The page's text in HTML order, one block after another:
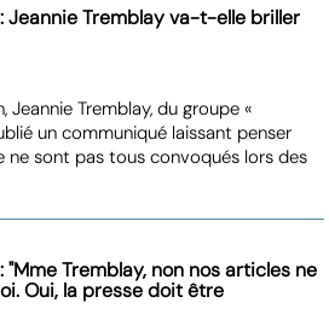
: Jeannie Tremblay va-t-elle briller
Tremblay, du groupe «
un communiqué laissant penser
ne sont pas tous convoqués lors des
: "Mme Tremblay, non nos articles ne
Oui, la presse doit être